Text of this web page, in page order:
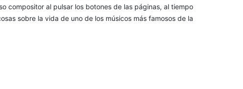
compositor al pulsar los botones de las páginas, al tiempo
sobre la vida de uno de los músicos más famosos de la